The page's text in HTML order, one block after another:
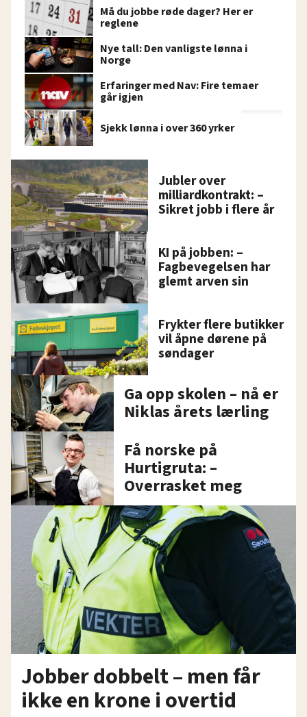
Må du jobbe røde dager? Her er
reglene
Nye tall: Den vanligste lønna i
Norge
Erfaringer med Nav: Fire temaer
går igjen
Sjekk lønna i over 360 yrker
Jubler over
milliardkontrakt: –
Sikret jobb i flere år
KI på jobben: –
Fagbevegelsen har
glemt arven sin
Frykter flere butikker
vil åpne dørene på
søndager
Ga opp skolen – nå er
Niklas årets lærling
Få norske på
Hurtigruta: –
Overrasket meg
Jobber dobbelt – men får
ikke en krone i overtid